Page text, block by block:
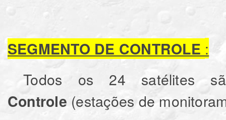
SEGMENTO DE CONTROLE :
Todos os 24 satélites
Controle (estações de